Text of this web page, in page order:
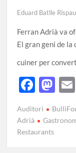
Eduard Batlle Rispau
Ferran Adrià va
El gran geni de la
cuiner per
F
e
b
o
M
to
o
Auditori
Adrià
Restaurants